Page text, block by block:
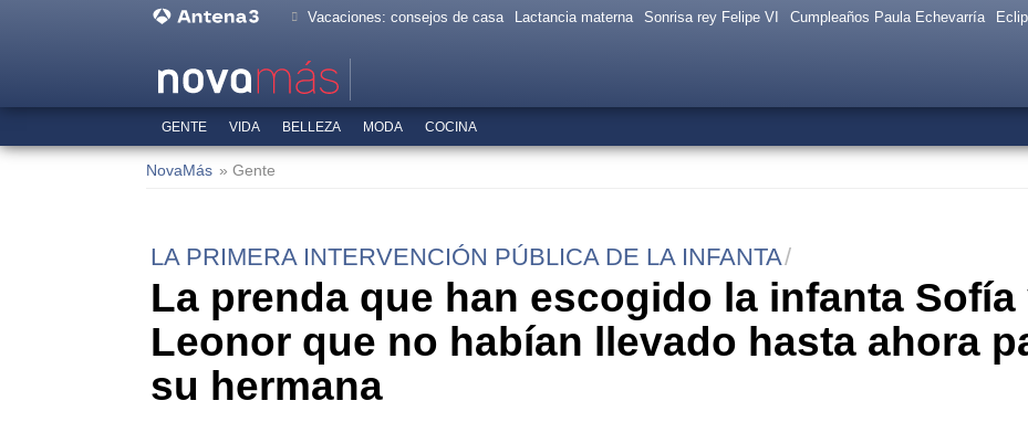
Vacaciones: consejos de casa Lactancia materna Sonrisa rey Felipe VI Cumpleaños Paula Echevarría
GENTE VIDA BELLEZA MODA COCINA
NovaMás » Gente
LA PRIMERA INTERVENCIÓN PÚBLICA DE LA INFANTA
La prenda que han escogido la infanta
Leonor que no habían llevado hasta ahora
su hermana